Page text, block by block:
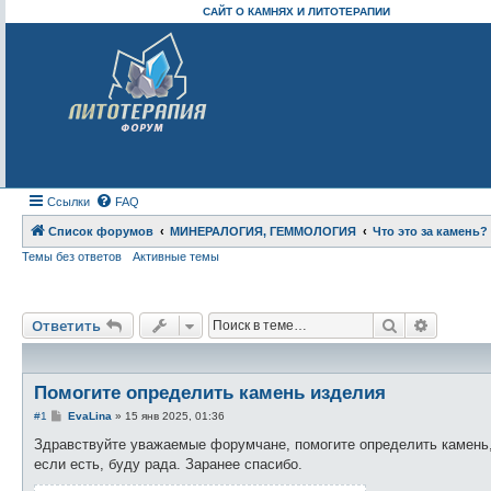
САЙТ О КАМНЯХ И ЛИТОТЕРАПИИ
Ссылки FAQ
Список форумов МИНЕРАЛОГИЯ, ГЕММОЛОГИЯ
Что это за
Темы без ответов
Активные темы
Ответить Поиск
Помогите определить камень изделия
#1
С
о
щ
EvaLina » 15 янв 2025, 01:36
Здравствуйте уважаемые форумчане, помогите определить
если есть, буду рада. Заранее спасибо.